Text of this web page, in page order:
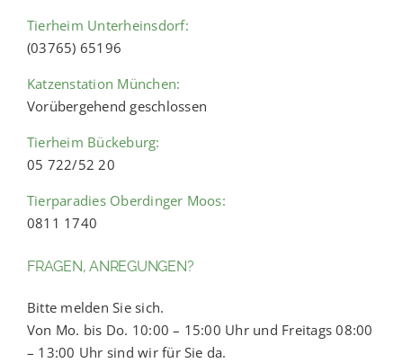
Tierheim Unterheinsdorf:
(03765) 65196
Katzenstation München:
Vorübergehend geschlossen
Tierheim Bückeburg:
05 722/52 20
Tierparadies Oberdinger Moos:
0811 1740
FRAGEN, ANREGUNGEN?
Bitte melden Sie sich.
Von Mo. bis Do. 10:00 – 15:00 Uhr und Freitags 08:00
– 13:00 Uhr sind wir für Sie da.